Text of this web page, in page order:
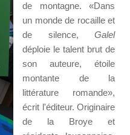
de montagne. «Dans
un monde de rocaille et
de silence, Galel
déploie le talent brut de
son auteure, étoile
montante de la
littérature romande»,
écrit l'éditeur. Originaire
de la Broye et